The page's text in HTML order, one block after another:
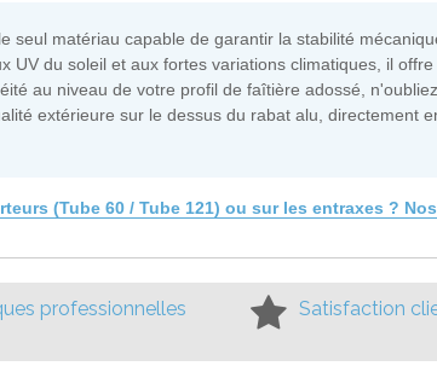
seul matériau capable de garantir la stabilité
UV du soleil et aux fortes variations climatiques, il
au niveau de votre profil de faîtière adossé,
extérieure sur le dessus du rabat alu, directement
(Tube 60 / Tube 121) ou sur les entraxes ?
professionnelles Satisfaction